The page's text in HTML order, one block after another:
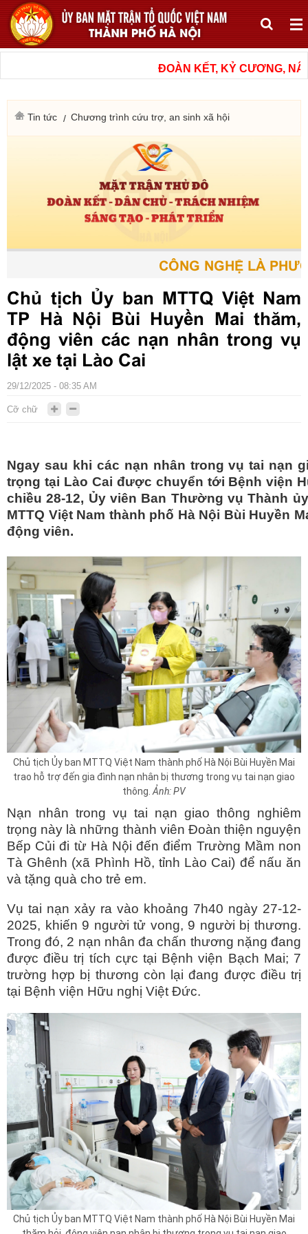
ĐOÀN KẾT, KỶ CƯƠNG,
Tin tức Chương trình cứu trợ, an sinh xã hội
CÔNG NGHỆ LÀ
Chủ tịch Ủy ban MTTQ Việt Nam
TP Hà Nội Bùi Huyền Mai thăm,
động viên các nạn nhân trong vụ
lật xe tại Lào Cai
29/12/2025 - 08:35 AM
Cỡ chữ
Ngay sau khi các nạn nhân trong vụ tai nạn
trọng tại Lào Cai được chuyển tới Bệnh viện
chiều 28-12, Ủy viên Ban Thường vụ Thành
MTTQ Việt Nam thành phố Hà Nội Bùi Huyền
động viên.
Chủ tịch Ủy ban MTTQ Việt Nam thành phố Hà Nội Bùi Huyền Mai
trao hỗ trợ đến gia đình nạn nhân bị thương trong vụ tai nạn giao
thông. Ảnh: PV
Nạn nhân trong vụ tai nạn giao thông nghiêm
trọng này là những thành viên Đoàn thiện nguyện
Bếp Củi đi từ Hà Nội đến điểm Trường Mầm non
Tà Ghênh (xã Phình Hồ, tỉnh Lào Cai) để nấu ăn
và tặng quà cho trẻ em.
Vụ tai nạn xảy ra vào khoảng 7h40 ngày 27-12-
2025, khiến 9 người tử vong, 9 người bị thương.
Trong đó, 2 nạn nhân đa chấn thương nặng đang
được điều trị tích cực tại Bệnh viện Bạch Mai; 7
trường hợp bị thương còn lại đang được điều trị
tại Bệnh viện Hữu nghị Việt Đức.
Chủ tịch Ủy ban MTTQ Việt Nam thành phố Hà Nội Bùi Huyền Mai